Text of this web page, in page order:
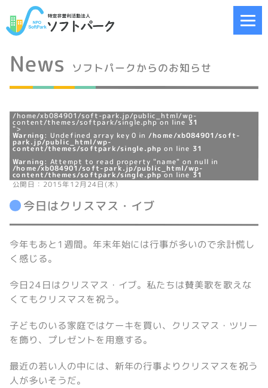
News ソフトパークからのお知らせ
/home/xb084901/soft-park.jp/public_html/wp-
content/themes/softpark/single.php on line 31
">
Warning: Undefined array key 0 in/home/xb084901/soft-
park.jp/public_html/wp-
content/themes/softpark/single.php on line 31
Warning: Attempt to read property "name" on null in
/home/xb084901/soft-park.jp/public_html/wp-
content/themes/softpark/single.php on line 31
公開日：2015年12月24日(木)
今日はクリスマス・イブ
今年もあと1週間。年末年始には行事が多いので余計慌し
く感じる。
今日24日はクリスマス・イブ。私たちは賛美歌を歌えな
くてもクリスマスを祝う。
子どものいる家庭ではケーキを買い、クリスマス・ツリー
を飾り、プレゼントを用意する。
最近の若い人の中には、新年の行事よりクリスマスを祝う
人が多いそうだ。